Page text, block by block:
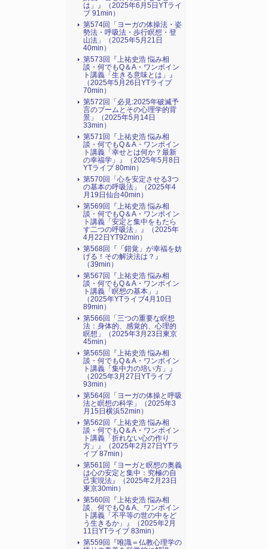
は」』（2025年6月5日YTライ
ブ 91min）
第574回「ヨーガの体操法・姿
勢法・呼吸法・歩行瞑想・登
山法」（2025年5月21日
40min）
第573回『上祐史浩 悩み相
談・何でもQ＆A・ワンポイン
ト講義「生きる意味とは」』
（2025年5月26日YTライブ
70min）
第572回「必見:2025年破滅予
言のブームとその心理学的背
景」（2025年5月14日
33min）
第571回『上祐史浩 悩み相
談・何でもQ＆A・ワンポイン
ト講義「幸せとは何か？最新
の幸福学」』（2025年5月8日
YTライブ 80min）
第570回「心を安定させる3つ
の基本の呼吸法」（2025年4
月19日仙台40min）
第569回『上祐史浩 悩み相
談・何でもQ＆A・ワンポイン
ト講義「安定と集中をもたら
す二つの呼吸法」』（2025年
4月22日YT92min）
第568回『「錯覚」が幸福を妨
げる！その解決法は？』
（39min）
第567回『上祐史浩 悩み相
談・何でもQ＆A・ワンポイン
ト講義「瞑想の基本」』
（2025年YTライブ4月10日
89min）
第566回「三つの重要な瞑想
法：身体的、感覚的、心理的
瞑想」（2025年3月23日東京
45min）
第565回『上祐史浩 悩み相
談・何でもQ＆A・ワンポイン
ト講義「集中力の培い方」』
（2025年3月27日YTライブ
93min）
第564回「ヨーガの体操と呼吸
法と瞑想の科学」（2025年3
月15日横浜52min）
第562回『上祐史浩 悩み相
談・何でもQ＆A・ワンポイン
ト講義「折れない心の作り
方」』（2025年2月27日YTラ
イブ 87min）
第561回『ヨーガと瞑想の奥義
は心の安定と集中：究極の自
己実現法』（2025年2月23日
東京30min）
第560回『上祐史浩 悩み相
談、何でもQ＆A、ワンポイン
ト講義「不平等の世の中をど
う生きるか」』（2025年2月
11日YTライブ 83min）
第559回『唯識＝仏教心理学の